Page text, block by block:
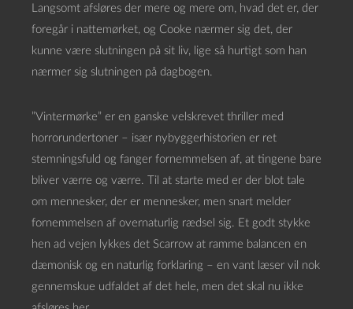
Langsomt afsløres der mere og mere om, hvad det er, der
foregår i nattemørket, og Cooke nærmer sig det, der
kunne være slutningen på sit liv, lige så hurtigt som han
nærmer sig slutningen på dagbogen.
”Vintermørke” er en ganske velskrevet thriller med
horrorundertoner – især nybyggerhistorien er ret
stemningsfuld og fanger fornemmelsen af, at tingene bare
bliver værre og værre. Til at starte med er der blot tale
om mennesker, der er mennesker, men snart melder
fornemmelsen af overnaturlig rædsel sig. Et godt stykke
hen ad vejen lykkes det Scarrow at ramme balancen en
dæmonisk og en naturlig forklaring – en vant læser vil nok
gennemskue udfaldet af det hele, men det skal nu ikke